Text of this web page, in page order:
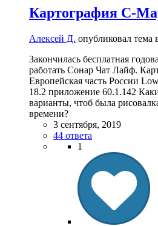
Картография C-
Алексей Д. опубликовал тема
Закончилась бесплатная
работать Сонар Чат Лайф.
Европейская часть России
18.2 приложение 60.1.142
варианты, чтоб была
времени?
3 сентября, 2019
44 ответа
1